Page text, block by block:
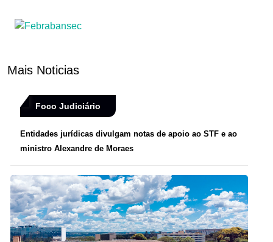
Mais Noticias
Foco Judiciário
Entidades jurídicas divulgam notas de apoio ao STF e ao
ministro Alexandre de Moraes